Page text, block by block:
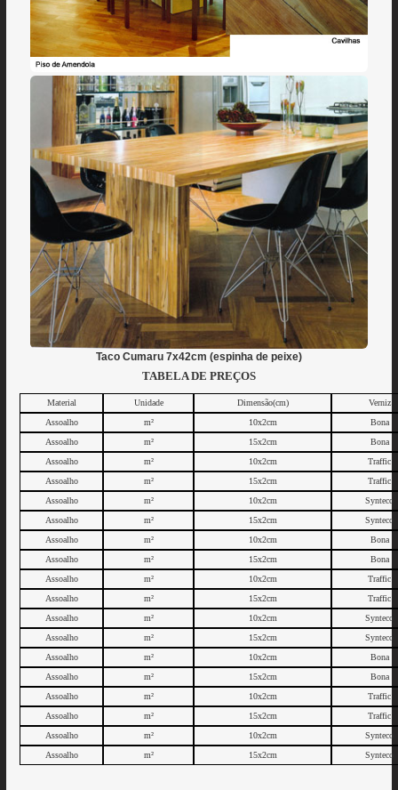
Taco Cumaru 7x42cm (espinha de peixe)
TABELA DE PREÇOS
Material Unidade Dimensão(cm)
Verniz
Assoalho
m² 10x2cm
Bona
Assoalho
m² 15x2cm
Bona
Assoalho
m² 10x2cm
Traffic
Assoalho
m² 15x2cm
Traffic
Assoalho
m² 10x2cm
Synteco
Assoalho
m² 15x2cm
Synteco
Assoalho
m² 10x2cm
Bona
Assoalho
m² 15x2cm
Bona
Assoalho
m² 10x2cm
Traffic
Assoalho
m² 15x2cm
Traffic
Assoalho
m² 10x2cm
Synteco
Assoalho
m² 15x2cm
Synteco
Assoalho
m² 10x2cm
Bona
Assoalho
m² 15x2cm
Bona
Assoalho
m² 10x2cm
Traffic
Assoalho
m² 15x2cm
Traffic
Assoalho
m² 10x2cm
Synteco
Assoalho
m² 15x2cm Synteco